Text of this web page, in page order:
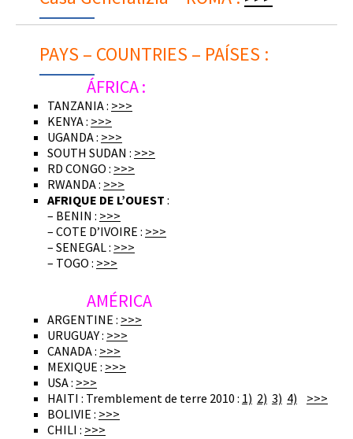
PAYS – COUNTRIES – PAÍSES :
ÁFRICA :
TANZANIA : >>>
KENYA : >>>
UGANDA : >>>
SOUTH SUDAN : >>>
RD CONGO : >>>
RWANDA : >>>
AFRIQUE DE L’OUEST :
– BENIN : >>>
– COTE D’IVOIRE : >>>
– SENEGAL : >>>
– TOGO : >>>
AMÉRICA
ARGENTINE : >>>
URUGUAY : >>>
CANADA : >>>
MEXIQUE : >>>
USA : >>>
HAITI : Tremblement de terre 2010 : 1) 2) 3) 4)
>>>
BOLIVIE : >>>
CHILI : >>>